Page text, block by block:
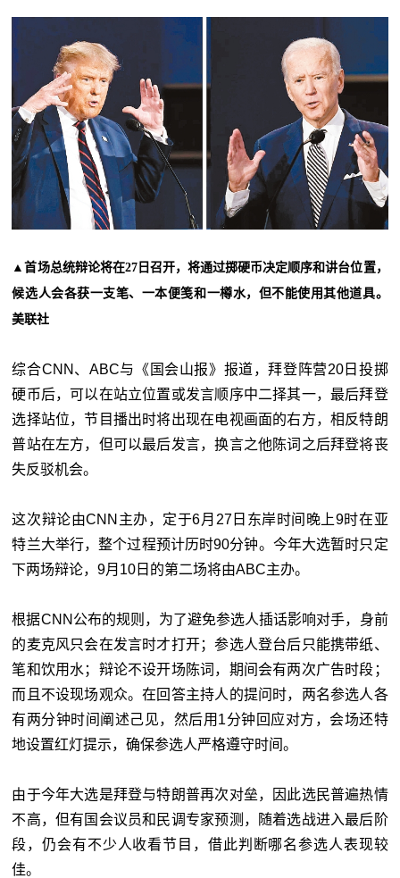
▲首场总统辩论将在27日召开，将通过掷硬币决定顺序和讲台位置，
候选人会各获一支笔、一本便笺和一樽水，但不能使用其他道具。
美联社
综合CNN、ABC与《国会山报》报道，拜登阵营20日投掷
硬币后，可以在站立位置或发言顺序中二择其一，最后拜登
选择站位，节目播出时将出现在电视画面的右方，相反特朗
普站在左方，但可以最后发言，换言之他陈词之后拜登将丧
失反驳机会。
这次辩论由CNN主办，定于6月27日东岸时间晚上9时在亚
特兰大举行，整个过程预计历时90分钟。今年大选暂时只定
下两场辩论，9月10日的第二场将由ABC主办。
根据CNN公布的规则，为了避免参选人插话影响对手，身前
的麦克风只会在发言时才打开；参选人登台后只能携带纸、
笔和饮用水；辩论不设开场陈词，期间会有两次广告时段；
而且不设现场观众。在回答主持人的提问时，两名参选人各
有两分钟时间阐述己见，然后用1分钟回应对方，会场还特
地设置红灯提示，确保参选人严格遵守时间。
由于今年大选是拜登与特朗普再次对垒，因此选民普遍热情
不高，但有国会议员和民调专家预测，随着选战进入最后阶
段，仍会有不少人收看节目，借此判断哪名参选人表现较
佳。